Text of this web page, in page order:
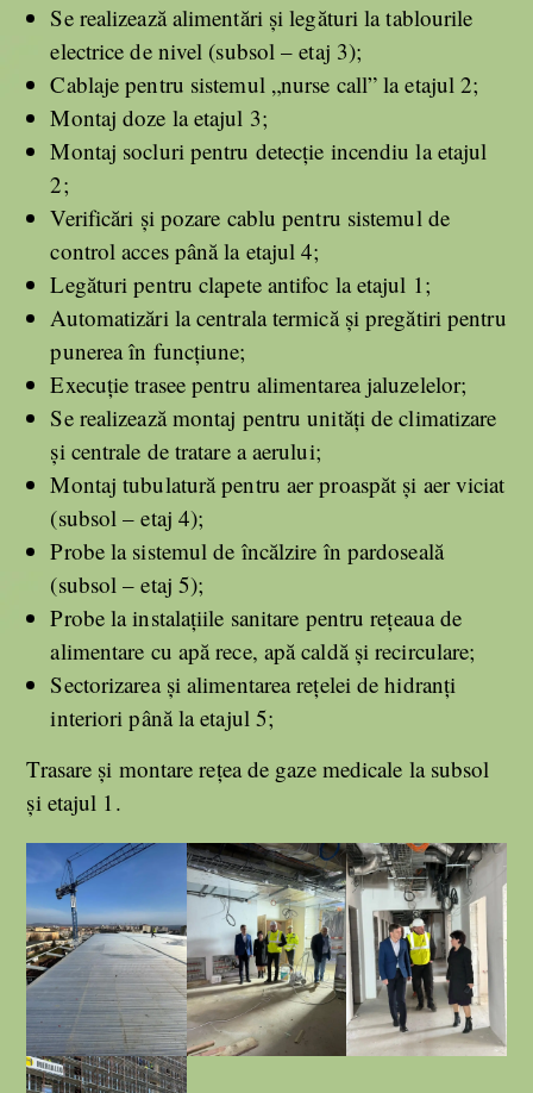
Se realizează alimentări și legături la tablourile
electrice de nivel (subsol – etaj 3);
Cablaje pentru sistemul „nurse call” la etajul 2;
Montaj doze la etajul 3;
Montaj socluri pentru detecție incendiu la etajul
2;
Verificări și pozare cablu pentru sistemul de
control acces până la etajul 4;
Legături pentru clapete antifoc la etajul 1;
Automatizări la centrala termică și pregătiri pentru
punerea în funcțiune;
Execuție trasee pentru alimentarea jaluzelelor;
Se realizează montaj pentru unități de climatizare
și centrale de tratare a aerului;
Montaj tubulatură pentru aer proaspăt și aer viciat
(subsol – etaj 4);
Probe la sistemul de încălzire în pardoseală
(subsol – etaj 5);
Probe la instalațiile sanitare pentru rețeaua de
alimentare cu apă rece, apă caldă și recirculare;
Sectorizarea și alimentarea rețelei de hidranți
interiori până la etajul 5;
Trasare și montare rețea de gaze medicale la subsol
și etajul 1.